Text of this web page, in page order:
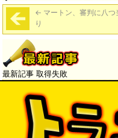
← マートン、審判に八つ
り
最新記事 取得失敗